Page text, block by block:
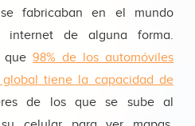
fabricaban en el mundo
internet de alguna forma.
que 98% de los automóviles
tiene la capacidad de
de los que se sube al